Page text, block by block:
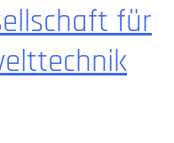
für